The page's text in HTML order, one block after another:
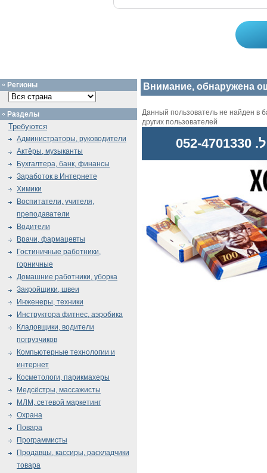
Внимание, обнаружена
Данный пользователь не найден в
других пользователей
Регионы
Разделы
Требуются
Администраторы, руководители
Актёры, музыканты
Бухгалтера, банк, финансы
Заработок в Интернете
Химики
Воспитатели, учителя,
преподаватели
Водители
Врачи, фармацевты
Гостиничные работники,
горничные
Домашние работники, уборка
Закройщики, швеи
Инженеры, техники
Инструктора фитнес, аэробика
Кладовщики, водители
погрузчиков
Компьютерные технологии и
интернет
Косметологи, парикмахеры
Медсёстры, массажисты
МЛМ, сетевой маркетинг
Охрана
Повара
Программисты
Продавцы, кассиры, раскладчики
товара